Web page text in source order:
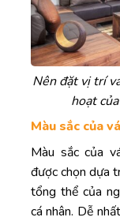
Nên đặt vị trí
hoạt
Màu sắc của
Màu sắc của
được chọn dựa
tổng thể của
cá nhân. Dễ